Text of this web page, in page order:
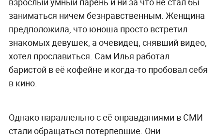
заниматься ничем безнравственным. Женщина
предположила, что юноша просто встретил
знакомых девушек, а очевидец, снявший видео,
хотел прославиться. Сам Илья работал
баристой в её кофейне и когда-то пробовал себя
в кино.
Однако параллельно с её оправданиями в СМИ
стали обращаться потерпевшие. Они